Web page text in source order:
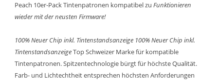
Peach 10er-Pack Tintenpatronen kompatibel zu Funktionieren
wieder mit der neusten Firmware!
100% Neuer Chip inkl. Tintenstandsanzeige 100% Neuer Chip inkl.
TintenstandsanzeigeTop Schweizer Marke für kompatible
Tintenpatronen. Spitzentechnologie bürgt für höchste Qualität.
Farb- und Lichtechtheit entsprechen höchsten Anforderungen